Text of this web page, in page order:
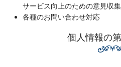
サービス向上のための意見収集
各種のお問い合わせ対応
個人情報の